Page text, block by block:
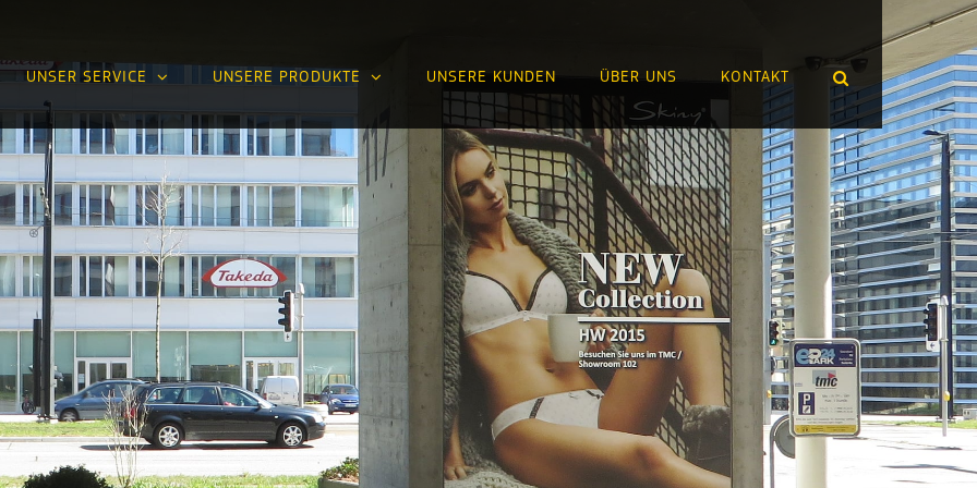
UNSER SERVICE UNSERE PRODUKTE UNSERE KUNDEN ÜBER UNS KONTAKT